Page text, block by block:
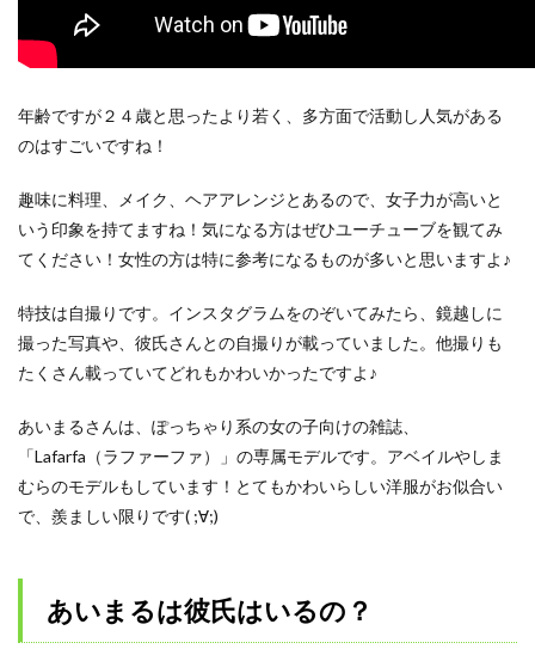
年齢ですが２４歳と思ったより若く、多方面で活動し人気がある
のはすごいですね！
趣味に料理、メイク、ヘアアレンジとあるので、女子力が高いと
いう印象を持てますね！気になる方はぜひユーチューブを観てみ
てください！女性の方は特に参考になるものが多いと思いますよ♪
特技は自撮りです。インスタグラムをのぞいてみたら、鏡越しに
撮った写真や、彼氏さんとの自撮りが載っていました。他撮りも
たくさん載っていてどれもかわいかったですよ♪
あいまるさんは、ぽっちゃり系の女の子向けの雑誌、
「Lafarfa（ラファーファ）」の専属モデルです。アベイルやしま
むらのモデルもしています！とてもかわいらしい洋服がお似合い
で、羨ましい限りです( ;∀;)
あいまるは彼氏はいるの？